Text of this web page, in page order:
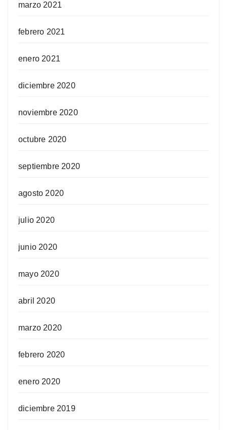
marzo 2021
febrero 2021
enero 2021
diciembre 2020
noviembre 2020
octubre 2020
septiembre 2020
agosto 2020
julio 2020
junio 2020
mayo 2020
abril 2020
marzo 2020
febrero 2020
enero 2020
diciembre 2019